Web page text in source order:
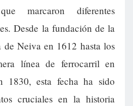
marcaron diferentes
Desde la fundación de la
Neiva en 1612 hasta los
línea de ferrocarril en
1830, esta fecha ha sido
cruciales en la historia